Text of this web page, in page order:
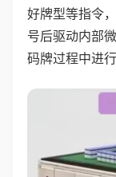
好牌型等指令
号后驱动内部
码牌过程中进